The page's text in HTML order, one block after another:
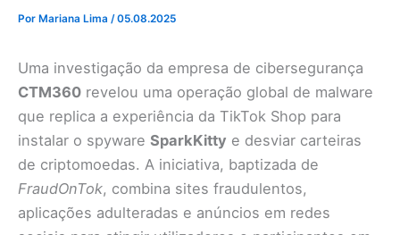
Por Mariana Lima /05.08.2025
Uma investigação da empresa de cibersegurança
CTM360 revelou uma operação global de malware
que replica a experiência da TikTok Shop para
instalar o spyware SparkKitty e desviar carteiras
de criptomoedas. A iniciativa, baptizada de
FraudOnTok, combina sites fraudulentos,
aplicações adulteradas e anúncios em redes